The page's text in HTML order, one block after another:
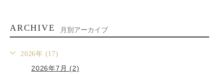
ARCHIVE 月別アーカイブ
2026年 (17)
2026年7月 (2)